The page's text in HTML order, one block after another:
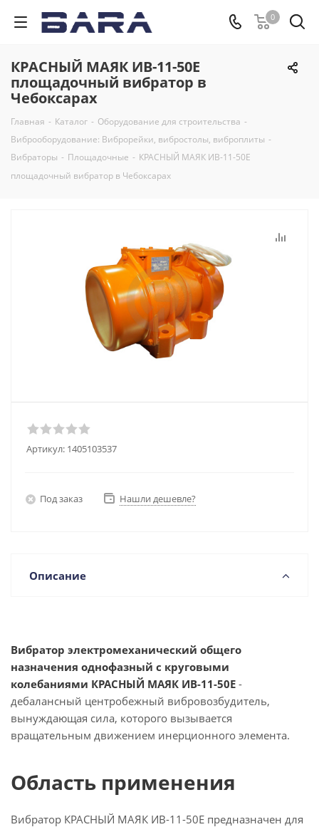
0
КРАСНЫЙ МАЯК ИВ-11-50Е
площадочный вибратор в
Чебоксарах
Главная - Каталог - Оборудование для строительства -
Виброоборудование: Виброрейки, вибростолы, виброплиты -
Вибраторы - Площадочные - КРАСНЫЙ МАЯК ИВ-11-50Е
площадочный вибратор в Чебоксарах
Артикул: 1405103537
Под заказ Нашли дешевле?
Описание
Вибратор электромеханический общего
назначения однофазный с круговыми
колебаниями КРАСНЫЙ МАЯК ИВ-11-50E -
дебалансный центробежный вибровозбудитель,
вынуждающая сила, которого вызывается
вращательным движением инерционного элемента.
Область применения
Вибратор КРАСНЫЙ МАЯК ИВ-11-50Е предназначен для